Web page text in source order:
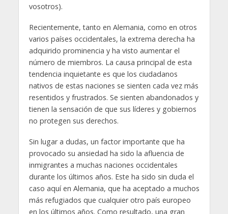
vosotros).
Recientemente, tanto en Alemania, como en otros
varios países occidentales, la extrema derecha ha
adquirido prominencia y ha visto aumentar el
número de miembros. La causa principal de esta
tendencia inquietante es que los ciudadanos
nativos de estas naciones se sienten cada vez más
resentidos y frustrados. Se sienten abandonados y
tienen la sensación de que sus líderes y gobiernos
no protegen sus derechos.
Sin lugar a dudas, un factor importante que ha
provocado su ansiedad ha sido la afluencia de
inmigrantes a muchas naciones occidentales
durante los últimos años. Este ha sido sin duda el
caso aquí en Alemania, que ha aceptado a muchos
más refugiados que cualquier otro país europeo
en los últimos años. Como resultado, una gran